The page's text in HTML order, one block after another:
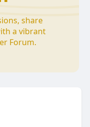
share
a vibrant
Forum.